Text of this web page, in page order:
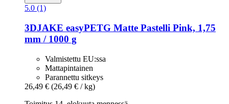
5.0 (1)
3DJAKE easyPETG Matte Pastelli Pink, 1,75
mm / 1000 g
Valmistettu EU:ssa
Mattapintainen
Parannettu sitkeys
26,49 € (26,49 € / kg)